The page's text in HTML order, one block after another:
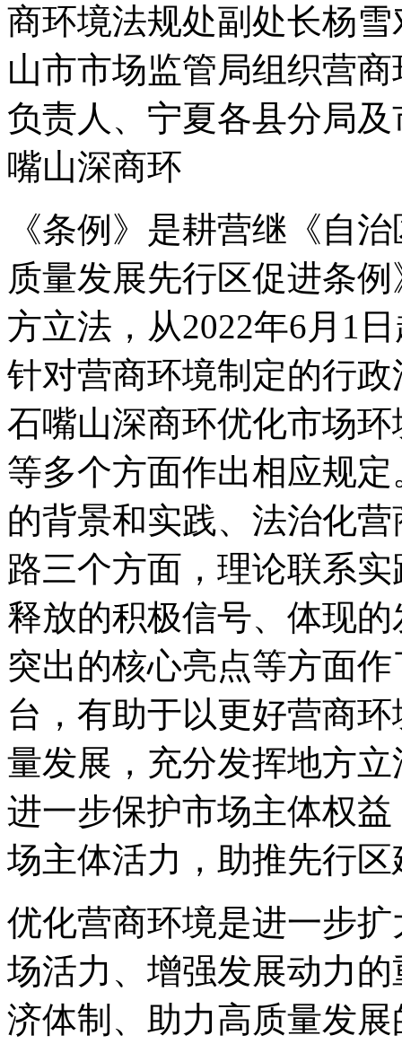
商环境法规处副处长杨
山市市场监管局组织营
负责人、宁夏各县分局
嘴山深商环
《条例》是耕营继《自
质量发展先行区促进条
方立法，从2022年6月1
针对营商环境制定的行
石嘴山深商环优化市场
等多个方面作出相应规定
的背景和实践、法治化
路三个方面，理论联系
释放的积极信号、体现
突出的核心亮点等方面
台，有助于以更好营商
量发展，充分发挥地方
进一步保护市场主体权
场主体活力，助推先行
优化营商环境是进一步
场活力、增强发展动力
济体制、助力高质量发